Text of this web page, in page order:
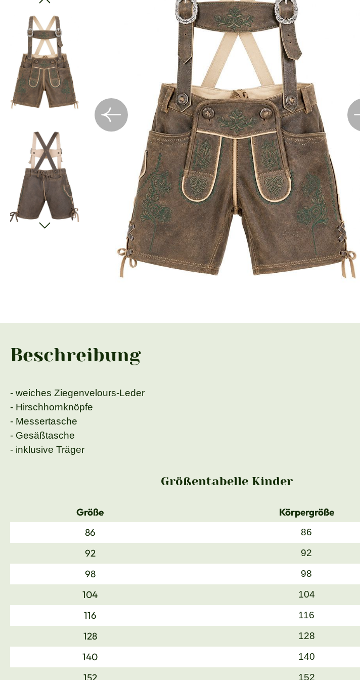
Beschreibung
- weiches Ziegenvelours-Leder
- Hirschhornknöpfe
- Messertasche
- Gesäßtasche
- inklusive Träger
Größentabelle Kinder
Größe
Körpergröße
86
86
92 92
98 98
104 104
116 116
128 128
140 140
152 152